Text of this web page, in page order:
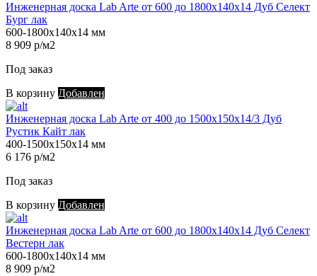
Инженерная доска Lab Arte от 600 до 1800х140х14 Дуб Селект
Бург лак
600-1800х140х14 мм
8 909 р/м2
Под заказ
В корзину Добавлен
Инженерная доска Lab Arte от 400 до 1500х150х14/3 Дуб
Рустик Кайт лак
400-1500х150х14 мм
6 176 р/м2
Под заказ
В корзину Добавлен
Инженерная доска Lab Arte от 600 до 1800х140х14 Дуб Селект
Вестерн лак
600-1800х140х14 мм
8 909 р/м2